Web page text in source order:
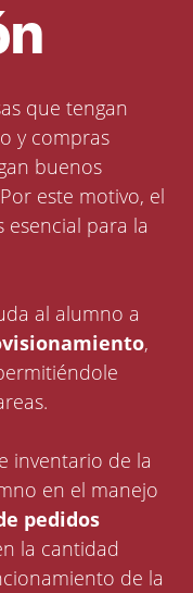
que tengan
y compras
buenos
este motivo, el
esencial para la
al alumno a
,
inventario de la
en el manejo
pedidos
la cantidad
de la